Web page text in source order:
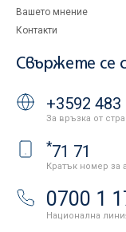
Вашето мнение
Контакти
Свържете се
+3592 483
За връзка от
*71 71
Кратък номер за
0700 1
Национална